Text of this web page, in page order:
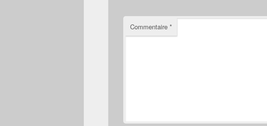
Commentaire *